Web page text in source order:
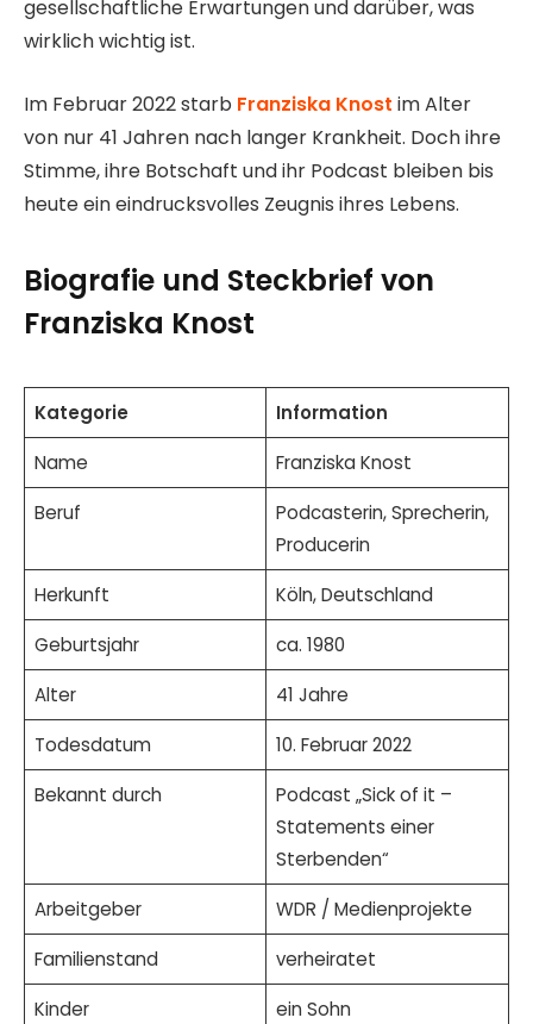
gesellschaftliche Erwartungen und darüber, was
wirklich wichtig ist.
Im Februar 2022 starb Franziska Knost im Alter
von nur 41 Jahren nach langer Krankheit. Doch ihre
Stimme, ihre Botschaft und ihr Podcast bleiben bis
heute ein eindrucksvolles Zeugnis ihres Lebens.
Biografie und Steckbrief von
Franziska Knost
Kategorie
Information
Name
Franziska Knost
Beruf
Podcasterin, Sprecherin,
Producerin
Herkunft
Köln, Deutschland
Geburtsjahr
ca. 1980
Alter
41 Jahre
Todesdatum
10. Februar 2022
Bekannt durch
Podcast „Sick of it –
Statements einer
Sterbenden“
Arbeitgeber
WDR / Medienprojekte
Familienstand
verheiratet
Kinder
ein Sohn